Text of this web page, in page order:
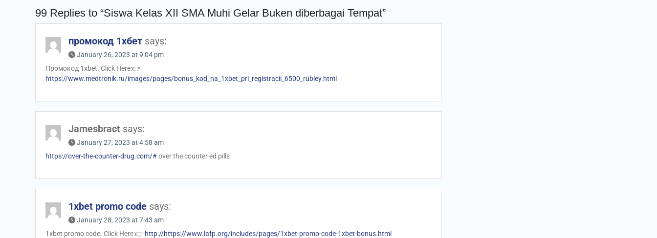
99 Replies to “Siswa Kelas XII SMA Muhi Gelar Buken diberbagai Tempat”
промокод 1хбет says:
January 26, 2023 at 9:04 pm
Промокод 1xbet. Click Here:👉
https://www.medtronik.ru/images/pages/bonus_kod_na_1xbet_pri_registracii_6500_rubley.html
Jamesbract says:
January 27, 2023 at 4:58 am
https://over-the-counter-drug.com/#over the counter ed pills
1xbet promo code says:
January 28, 2023 at 7:43 am
1xbet promo code. Click Here:👉 http://https://www.lafp.org/includes/pages/1xbet-promo-code-1xbet-bonus.html